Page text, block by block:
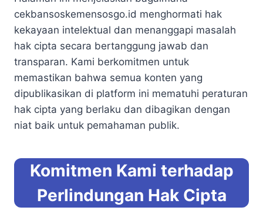
cekbansoskemensosgo.id menghormati hak
kekayaan intelektual dan menanggapi masalah
hak cipta secara bertanggung jawab dan
transparan. Kami berkomitmen untuk
memastikan bahwa semua konten yang
dipublikasikan di platform ini mematuhi peraturan
hak cipta yang berlaku dan dibagikan dengan
niat baik untuk pemahaman publik.
Komitmen Kami terhadap
Perlindungan Hak Cipta